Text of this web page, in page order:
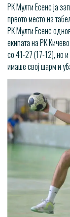
РК Мулти Есенс jа
првото место на
РК Мулти Есенс
екипата на РК
со 41-27 (17-12), но и
имаше свој шарм и